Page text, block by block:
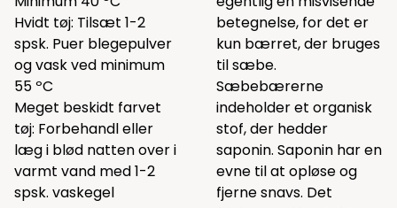
Hvidt tøj: Tilsæt 1-2
spsk. Puer blegepulver
og vask ved minimum
55 ºC
Meget beskidt farvet
tøj: Forbehandl eller
læg i blød natten over i
varmt vand med 1-2
spsk. vaskegel
betegnelse, for det er
kun bærret, der bruges
til sæbe.
Sæbebærerne
indeholder et organisk
stof, der hedder
saponin. Saponin har en
evne til at opløse og
fjerne snavs. Det